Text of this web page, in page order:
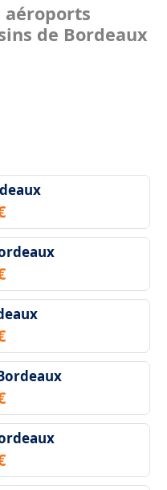
aéroports
de Bordeaux